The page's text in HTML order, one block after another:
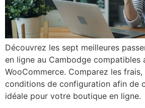
Découvrez les sept meilleures
en ligne au Cambodge compatibles
WooCommerce. Comparez les
conditions de configuration afin de
idéale pour votre boutique en ligne.